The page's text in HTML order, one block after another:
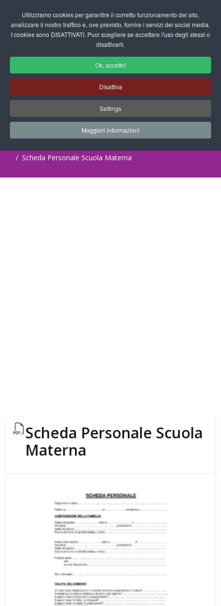
Utilizziamo cookies per garantire il corretto funzionamento del sito,
analizzare il nostro traffico e, ove previsto, fornire i servizi dei social media.
I cookies sono DISATTIVATI. Puoi scegliere se accettare l'uso degli stessi o
disattivarli.
Ok, accetto!
Disattiva
Settings
Maggiori informazioni
fas
Schede di Valutazione per la Scuola
dell'Infanzia
Progetti Didattici, Disegni, Schede
Didattiche e tanto altro ancora.
Home Documenti
Valutazione
Scheda Personale Scuola Materna
Scheda Personale Scuola
Materna